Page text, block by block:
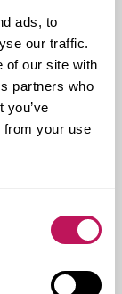
ads, to
our traffic.
of our site with
partners who
you’ve
from your use
PBL
laga